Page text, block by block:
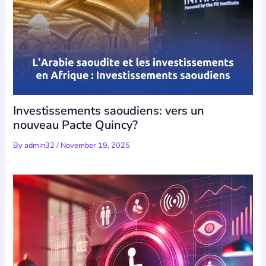
Investissements saoudiens: vers un
nouveau Pacte Quincy?
Byadmin32/ November 19, 2025